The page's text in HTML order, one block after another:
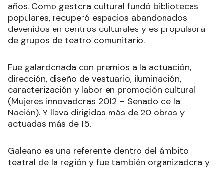
años. Como gestora cultural fundó bibliotecas
populares, recuperó espacios abandonados
devenidos en centros culturales y es propulsora
de grupos de teatro comunitario.
Fue galardonada con premios a la actuación,
dirección, diseño de vestuario, iluminación,
caracterización y labor en promoción cultural
(Mujeres innovadoras 2012 – Senado de la
Nación). Y lleva dirigidas más de 20 obras y
actuadas más de 15.
Galeano es una referente dentro del ámbito
teatral de la región y fue también organizadora y